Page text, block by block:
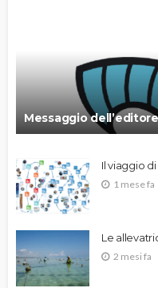
Messaggio dell’editore
Il viaggio
1 mese fa
Le
2 mesi fa